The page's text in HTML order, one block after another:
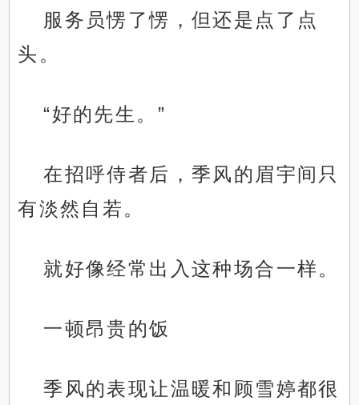
服务员愣了愣，但还是点了点
头。
“好的先生。”
在招呼侍者后，季风的眉宇间只
有淡然自若。
就好像经常出入这种场合一样。
一顿昂贵的饭
季风的表现让温暖和顾雪婷都很